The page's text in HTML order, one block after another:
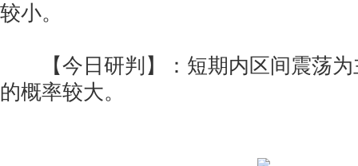
较小。
【今日研判】：短期内区间震荡为
的概率较大。